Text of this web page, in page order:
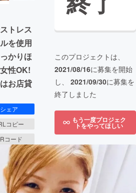
トレス
を使用
かりほ
性OK!
お店貸
シェア
コピー
コード
このプロジェクトは、
2021/08/16に募集を開始
し、 2021/09/30に募集を
終了しました
もう一度プロジェク
トをやってほしい